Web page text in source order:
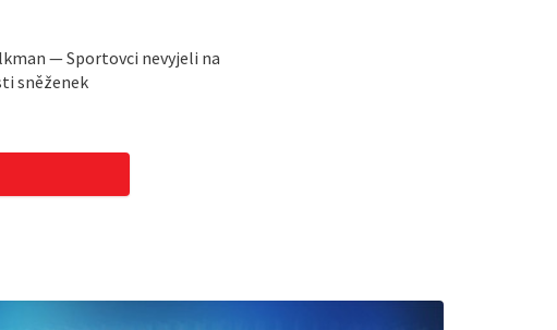
— Sportovci nevyjeli na
sněženek